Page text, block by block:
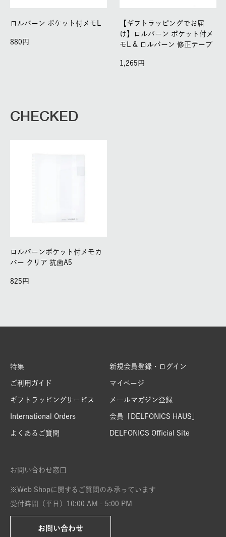
ロルバーン ポケット付メモL
880
【ギフトラッピングでお届
け】ロルバーン ポケット付メ
モL & ロルバーン 修正テープ
1,265
CHECKED
ロルバーンポケット付メモカ
バー クリア 抗菌A5
825
特集
ご利用ガイド
ギフトラッピングサービス
International Orders
よくあるご質問
新規会員登録・ログイン
マイページ
メールマガジン登録
会員「DELFONICS HAUS」
DELFONICS Official Site
お問い合わせ窓口
※Web Shopに関するご質問のみ承っています
受付時間（平日）10:00 AM - 5:00 PM
お問い合わせ